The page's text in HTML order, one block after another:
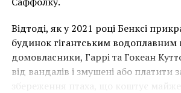
«Как одно из
изображений
компьютера в
Відтоді, як у 2021 році Бенксі
будинок гігантським водоплавним
домовласники, Гаррі та Гокеан
від вандалів і змушені або платити
збереження птаха, що коштує майже